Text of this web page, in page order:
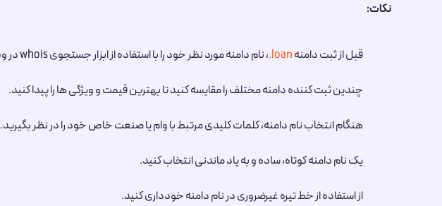
نکات:
قبل از ثبت دامنه.loan، نام دامنه مورد نظر خود را با استفاده از ابزار جستجوی whois در وب سایت یک ثبت کننده دامنه بررسی کنید تا مطمئن شوید که قبلاً ثبت نشده است.
چندین ثبت کننده دامنه مختلف را مقایسه کنید تا بهترین قیمت و ویژگی ها را پیدا کنید.
هنگام انتخاب نام دامنه، کلمات کلیدی مرتبط با وام یا صنعت خاص خود را در نظر بگیرید.
یک نام دامنه کوتاه، ساده و به یاد ماندنی انتخاب کنید.
از استفاده از خط تیره غیرضروری در نام دامنه خودداری کنید.